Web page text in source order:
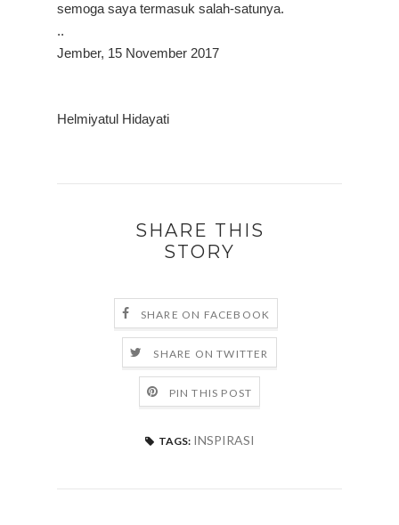
semoga saya termasuk salah-satunya.
..
Jember, 15 November 2017
Helmiyatul Hidayati
SHARE THIS
STORY
SHARE ON FACEBOOK
SHARE ON TWITTER
PIN THIS POST
TAGS: INSPIRASI